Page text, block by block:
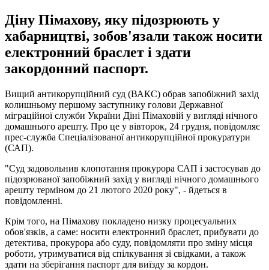
Діну Пімахову, яку підозрюють у
хабарництві, зобов'язали також носити
електронний браслет і здати
закордонний паспорт.
Вищий антикорупційний суд (ВАКС) обрав запобіжний захід
колишньому першому заступнику голови Державної
міграційної служби України Діні Пімаховій у вигляді нічного
домашнього арешту. Про це у вівторок, 24 грудня, повідомляє
прес-служба Спеціалізованої антикорупційної прокуратури
(САП).
"Суд задовольнив клопотання прокурора САП і застосував до
підозрюваної запобіжний захід у вигляді нічного домашнього
арешту терміном до 21 лютого 2020 року", - йдеться в
повідомленні.
Крім того, на Пімахову покладено низку процесуальних
обов'язків, а саме: носити електронний браслет, прибувати до
детектива, прокурора або суду, повідомляти про зміну місця
роботи, утримуватися від спілкування зі свідками, а також
здати на зберігання паспорт для виїзду за кордон.